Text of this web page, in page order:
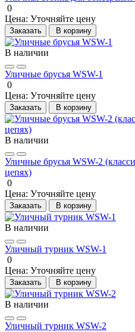
0
Цена: Уточняйте цену
Заказать В корзину
В наличии
Уличные брусья WSW-1
0
Цена: Уточняйте цену
Заказать В корзину
В наличии
Уличные брусья WSW-2
цепях)
0
Цена: Уточняйте цену
Заказать В корзину
В наличии
Уличный турник WSW-1
0
Цена: Уточняйте цену
Заказать В корзину
В наличии
Уличный турник WSW-2